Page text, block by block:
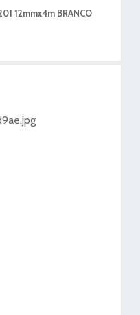
12mmx4m BRANCO